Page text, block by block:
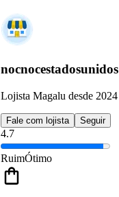
nocnocestadosunidos
Lojista Magalu desde 2024
Fale com lojista Seguir
4.7
RuimÓtimo